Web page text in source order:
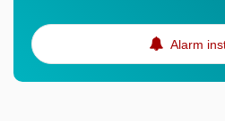
Alarm